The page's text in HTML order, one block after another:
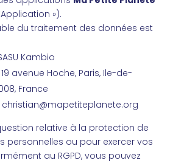
»).
du traitement des données est
Kambio
avenue Hoche, Paris, Ile-de-
France
relative à la protection de
personnelles ou pour exercer vos
au RGPD, vous pouvez